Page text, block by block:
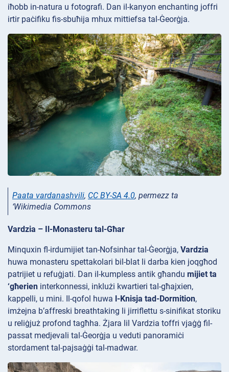
iħobb in-natura u fotografi. Dan il-kanyon enchanting joffri
irtir paċifiku fis-sbuħija mhux mittiefsa tal-Ġeorġja.
Paata vardanashvili, CC BY-SA 4.0, permezz ta
‘Wikimedia Commons
Vardzia – Il-Monasteru tal-Għar
Minquxin fl-irdumijiet tan-Nofsinhar tal-Ġeorġja, Vardzia
huwa monasteru spettakolari bil-blat li darba kien joqgħod
patrijiet u refuġjati. Dan il-kumpless antik għandu mijiet ta
‘għerien interkonnessi, inklużi kwartieri tal-għajxien,
kappelli, u mini. Il-qofol huwa l-Knisja tad-Dormition,
imżejna b’affreski breathtaking li jirriflettu s-sinifikat storiku
u reliġjuż profond tagħha. Żjara lil Vardzia toffri vjaġġ fil-
passat medjevali tal-Ġeorġja u veduti panoramiċi
stordament tal-pajsaġġi tal-madwar.